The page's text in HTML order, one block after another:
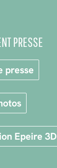
PRESSE
presse
Epeire 3D